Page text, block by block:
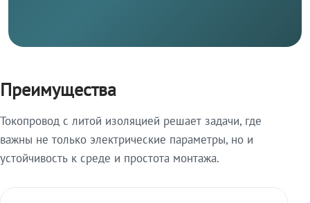
Преимущества
Токопровод с литой изоляцией решает задачи, где
важны не только электрические параметры, но и
устойчивость к среде и простота монтажа.